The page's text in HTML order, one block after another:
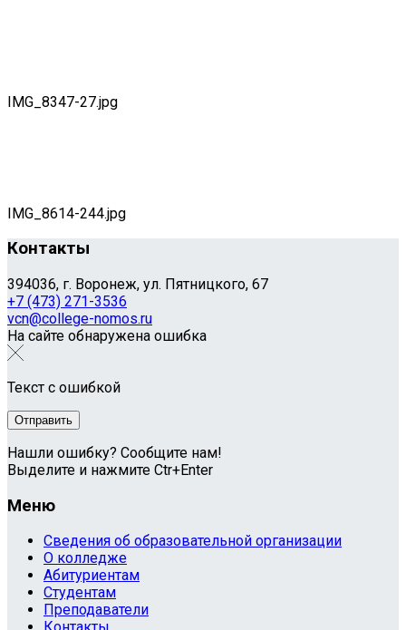
IMG_8347-27.jpg
IMG_8614-244.jpg
Контакты
394036, г. Воронеж, ул. Пятницкого, 67
+7 (473) 271-3536
vcn@college-nomos.ru
На сайте обнаружена ошибка
Текст с ошибкой
Нашли ошибку? Сообщите нам!
Выделите и нажмите Ctr+Enter
Меню
Сведения об образовательной организации
О колледже
Абитуриентам
Студентам
Преподаватели